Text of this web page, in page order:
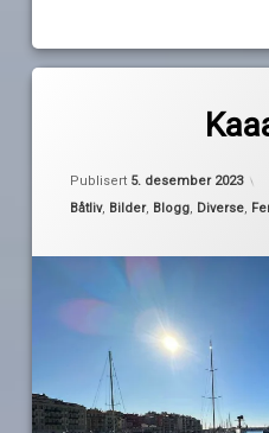
Publisert 5. desember 2023
Kategorier:
Båtliv, Bilder, Blogg, Diverse,
ferie
høst
planlegging
strömstad
vinter